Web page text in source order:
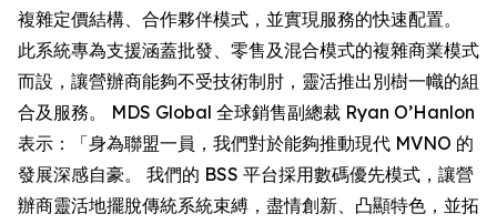
複雜定價結構、合作夥伴模式，並實現服務的快速配置。
此系統專為支援涵蓋批發、零售及混合模式的複雜商業模式
而設，讓營辦商能夠不受技術制肘，靈活推出別樹一幟的組
合及服務。 MDS Global 全球銷售副總裁 Ryan O’Hanlon
表示：「身為聯盟一員，我們對於能夠推動現代 MVNO 的
發展深感自豪。 我們的 BSS 平台採用數碼優先模式，讓營
辦商靈活地擺脫傳統系統束縛，盡情創新、凸顯特色，並拓